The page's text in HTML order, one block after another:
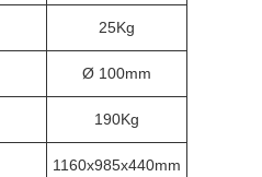
25Kg
Ø 100mm
190Kg
1160x985x440mm